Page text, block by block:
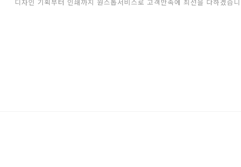
디자인 기획부터 인쇄까지 원스톱서비스로 고객만족에 최선을 다하겠습